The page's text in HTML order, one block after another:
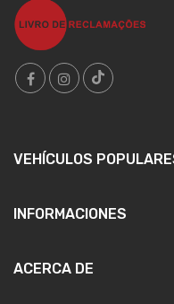
VEHÍCULOS
INFORMACIONES
ACERCA DE